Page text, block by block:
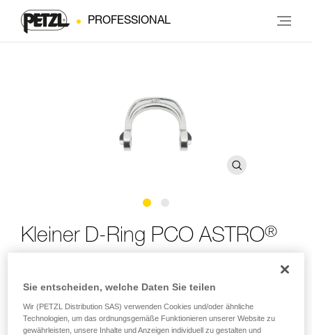
PROFESSIONAL
Kleiner D-Ring PCO ASTRO®
Befestigungsöse ASTRO (5er-Pack)
Kleiner Ersatz-D-Ring aus Metall für die ventrale
aufschraubbare Befestigungsöse der Gurte aus der ASTRO-
Sie entscheiden, welche Daten Sie teilen
Wir (PETZL Distribution SAS) verwenden Cookies und/oder ähnliche
Technologien, um das ordnungsgemäße Funktionieren unserer Website zu
gewährleisten, unsere Inhalte und Anzeigen individuell zu gestalten und